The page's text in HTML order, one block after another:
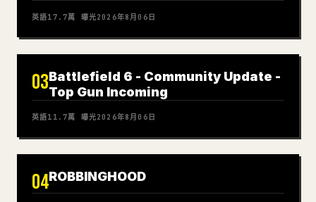
英語17.7萬 曝光2026年8月06日
03Battlefield 6 - Community Update -
Top Gun Incoming
英語11.7萬 曝光2026年8月06日
04ROBBINGHOOD